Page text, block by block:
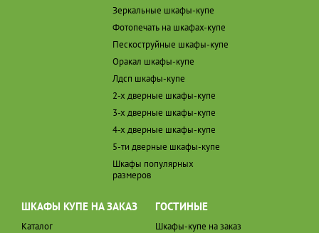
Зеркальные шкафы-купе
Фотопечать на шкафах-купе
Пескоструйные шкафы-купе
Оракал шкафы-купе
Лдсп шкафы-купе
2-х дверные шкафы-купе
3-х дверные шкафы-купе
4-х дверные шкафы-купе
5-ти дверные шкафы-купе
Шкафы популярных
размеров
ШКАФЫ КУПЕ НА ЗАКАЗ
Каталог
ГОСТИНЫЕ
Шкафы-купе на заказ